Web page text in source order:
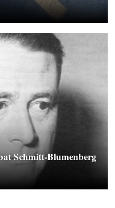
Schmitt-Blumenberg